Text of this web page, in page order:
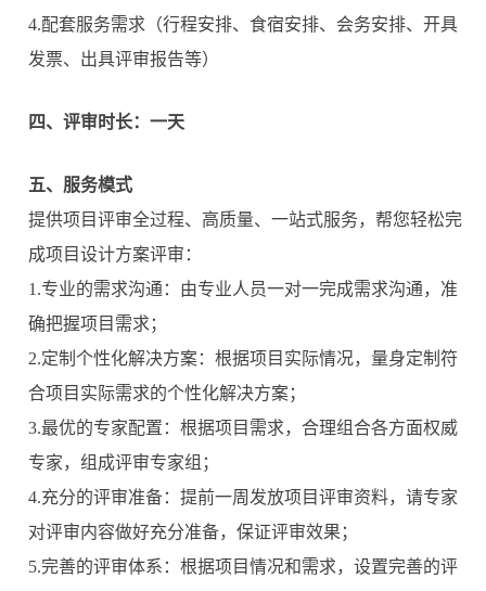
4.配套服务需求（行程安排、食宿安排、会务安排、开具
发票、出具评审报告等）
四、 评审时长：一天
五、服务模式
提供项目评审全过程、高质量、一站式服务，帮您轻松完
成项目设计方案评审：
1.专业的需求沟通：由专业人员一对一完成需求沟通，准
确把握项目需求；
2.定制个性化解决方案：根据项目实际情况，量身定制符
合项目实际需求的个性化解决方案；
3.最优的专家配置：根据项目需求，合理组合各方面权威
专家，组成评审专家组；
4.充分的评审准备：提前一周发放项目评审资料，请专家
对评审内容做好充分准备，保证评审效果；
5.完善的评审体系：根据项目情况和需求，设置完善的评